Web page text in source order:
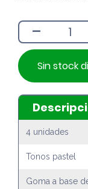
$490.
$390.
-
Sin stock
4 unidades
Tonos pastel
Goma a base